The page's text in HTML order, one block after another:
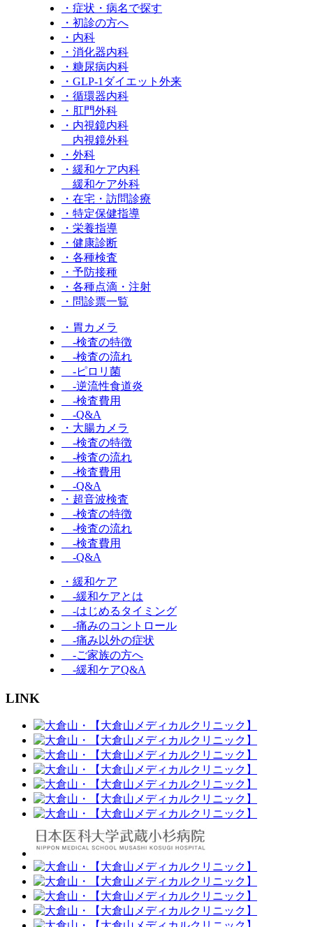
・症状・病名で探す
・初診の方へ
・内科
・消化器内科
・糖尿病内科
・GLP‐1ダイエット外来
・循環器内科
・肛門外科
・内視鏡内科
内視鏡外科
・外科
・緩和ケア内科
緩和ケア外科
・在宅・訪問診療
・特定保健指導
・栄養指導
・健康診断
・各種検査
・予防接種
・各種点滴・注射
・問診票一覧
・胃カメラ
-検査の特徴
-検査の流れ
-ピロリ菌
-逆流性食道炎
-検査費用
-Q&A
・大腸カメラ
-検査の特徴
-検査の流れ
-検査費用
-Q&A
・超音波検査
-検査の特徴
-検査の流れ
-検査費用
-Q&A
・緩和ケア
-緩和ケアとは
-はじめるタイミング
-痛みのコントロール
-痛み以外の症状
-ご家族の方へ
-緩和ケアQ&A
LINK